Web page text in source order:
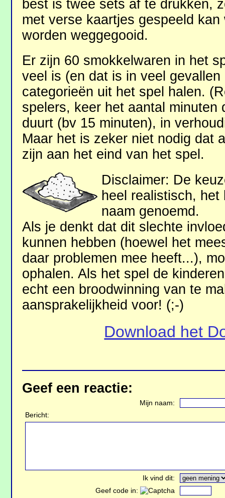
best is twee sets af te drukken,
met verse kaartjes gespeeld
worden weggegooid.
Er zijn 60 smokkelwaren in het
veel is (en dat is in veel
categorieën uit het spel halen.
spelers, keer het aantal minuten
duurt (bv 15 minuten), in
Maar het is zeker niet nodig dat
zijn aan het eind van het spel.
Disclaimer: De
heel realistisch,
naam genoemd.
Als je denkt dat dit slechte
kunnen hebben (hoewel het
daar problemen mee heeft...),
ophalen. Als het spel de
echt een broodwinning van te
aansprakelijkheid voor! (;-)
Download het
Geef een reactie:
Mijn naam:
Bericht:
Ik vind dit:
Geef code in: